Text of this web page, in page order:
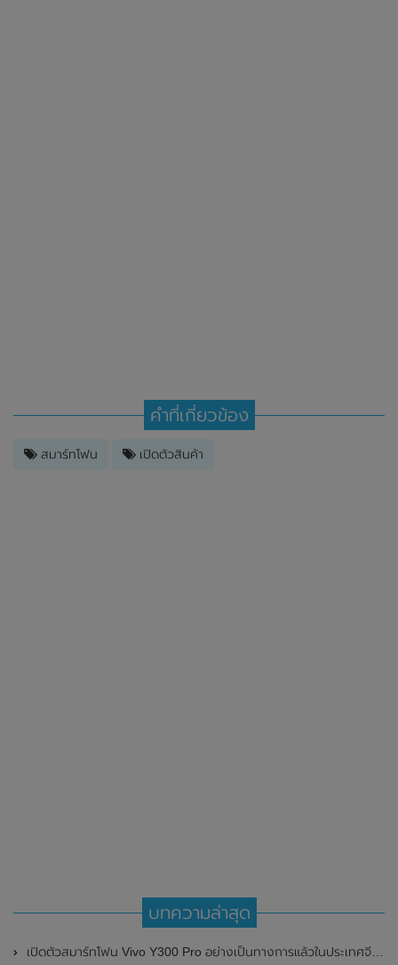
คำที่เกี่ยวข้อง
สมาร์ทโฟน เปิดตัวสินค้า
บทความล่าสุด
เปิดตัวสมาร์ทโฟน Vivo Y300 Pro อย่างเป็นทางการแล้วในประเทศจีน มาพร้อมดีไซน์พรีเมี่ยม ทนทาน และแบตเตอรี่สุดอึดขนาดใหญ่ 6,500mAh พร้อมรองรับการชาร์จไว 80W